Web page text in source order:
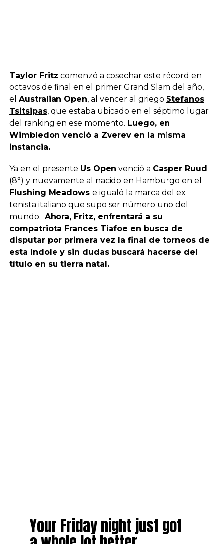
Taylor Fritz comenzó a cosechar este récord en
octavos de final en el primer Grand Slam del año,
el Australian Open, al vencer al griego Stefanos
Tsitsipas, que estaba ubicado en el séptimo lugar
del ranking en ese momento. Luego, en
Wimbledon venció a Zverev en la misma
instancia.
Ya en el presente Us Open venció a Casper Ruud
(8°) y nuevamente al nacido en Hamburgo en el
Flushing Meadows e igualó la marca del ex
tenista italiano que supo ser número uno del
mundo. Ahora, Fritz, enfrentará a su
compatriota Frances Tiafoe en busca de
disputar por primera vez la final de torneos de
esta índole y sin dudas buscará hacerse del
título en su tierra natal.
Your Friday night just got